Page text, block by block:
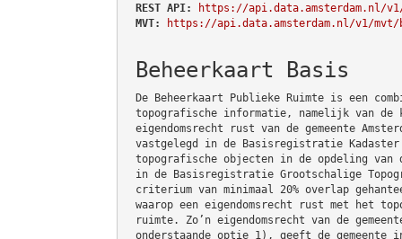
REST API:
https://api.data.amsterdam.nl/
MVT:
https://api.data.amsterdam.nl/v1/
Beheerkaart Basis
De Beheerkaart Publieke Ruimte is een
topografische informatie, namelijk van de
eigendomsrecht rust van de gemeente
vastgelegd in de Basisregistratie Kadaster
topografische objecten in de opdeling van
in de Basisregistratie Grootschalige
criterium van minimaal 20% overlap
waarop een eigendomsrecht rust met het
ruimte. Zo’n eigendomsrecht van de
onderstaande optie 1), geeft de